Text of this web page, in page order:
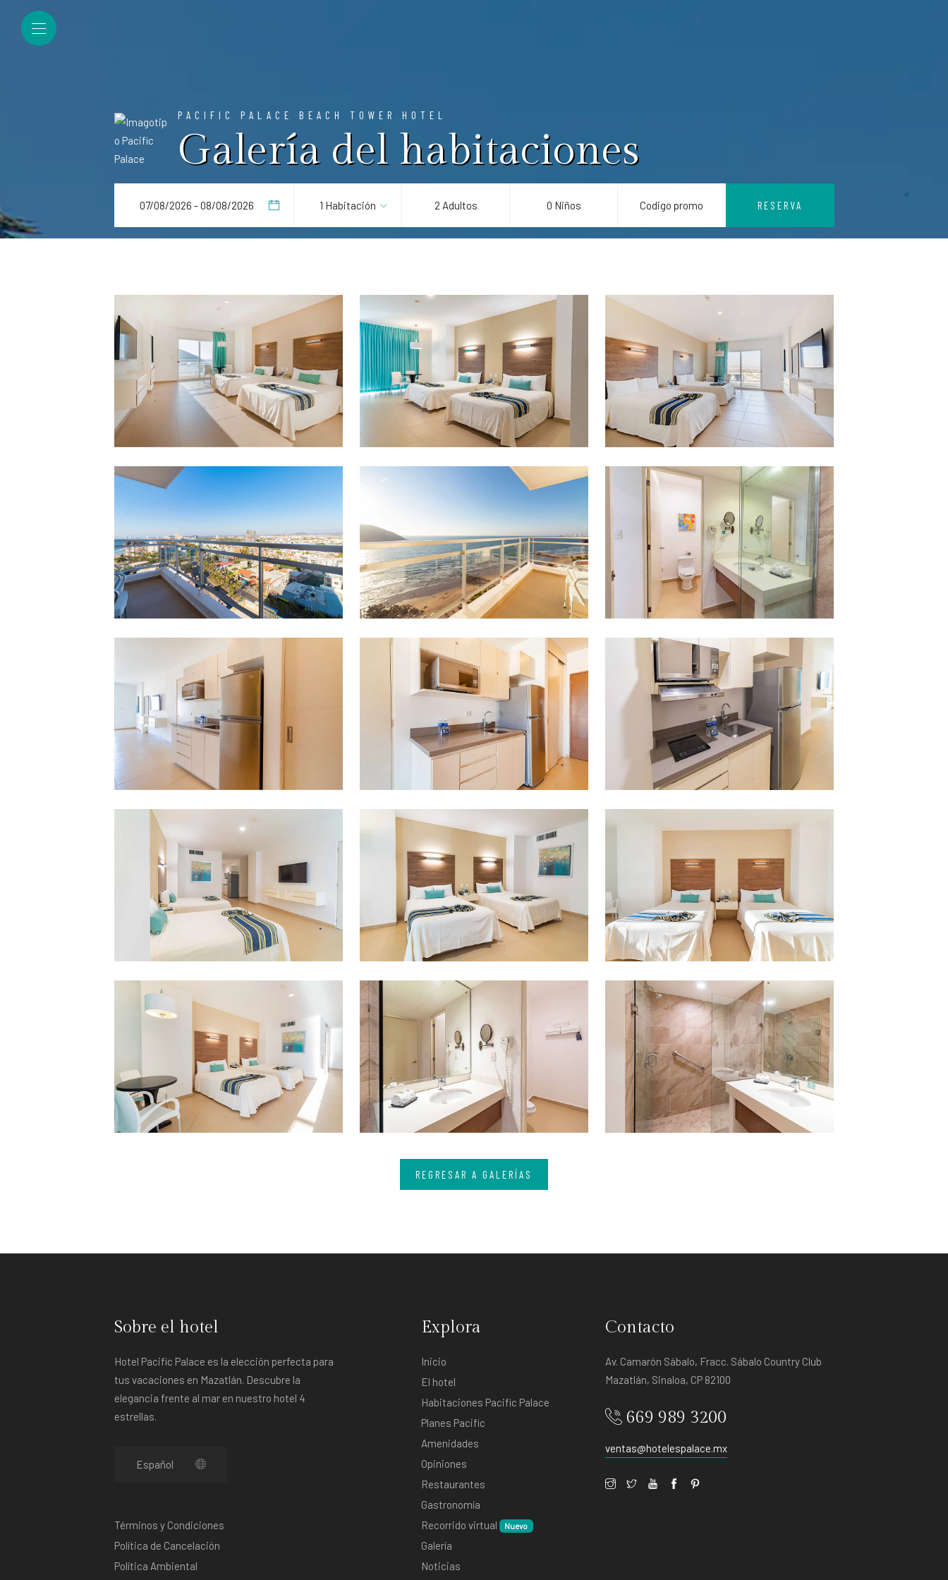
PACIFIC PALACE BEACH TOWER HOTEL
Galería del habitaciones
1 Habitación 2 Adultos 0 Niños RESERVA
REGRESAR A GALERÍAS
Sobre el hotel
Hotel Pacific Palace es la elección perfecta para
tus vacaciones en Mazatlán. Descubre la
elegancia frente al mar en nuestro hotel 4
estrellas.
Términos y Condiciones
Política de Cancelación
Política Ambiental
Explora
Inicio
El hotel
Habitaciones Pacific Palace
Planes Pacific
Amenidades
Opiniones
Restaurantes
Gastronomía
Recorrido virtual
Nuevo
Galería
Noticias
Contacto
Av. Camarón Sábalo, Fracc. Sábalo Country Club
Mazatlán, Sinaloa, CP 82100
669 989 3200
ventas@hotelespalace.mx